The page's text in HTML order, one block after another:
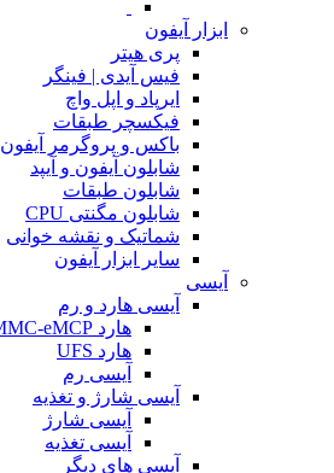
ابزار آیفون
پری هیتر
فیس آیدی | فینگر
ایرپاد و اپل واچ
فیکسچر طبقات
باکس و پروگرمر آیفون
شابلون آیفون و آیپد
شابلون طبقات
شابلون مگنتی CPU
شماتیک و نقشه خوانی
سایر ابزار آیفون
آیسی
آیسی هارد و رم
هارد eMMC-eMCP
هارد UFS
آیسی رم
آیسی شارژ و تغذیه
آیسی شارژ
آیسی تغذیه
آیسی های دیگر